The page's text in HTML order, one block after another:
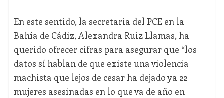
En este sentido, la secretaria del PCE en la
Bahía de Cádiz, Alexandra Ruiz Llamas, ha
querido ofrecer cifras para asegurar que “los
datos sí hablan de que existe una violencia
machista que lejos de cesar ha dejado ya 22
mujeres asesinadas en lo que va de año en